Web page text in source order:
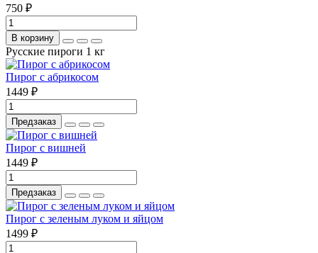
750 ₽
В корзину
Русские пироги 1 кг
Пирог с абрикосом
1449 ₽
Предзаказ
Пирог с вишней
1449 ₽
Предзаказ
Пирог с зеленым луком и яйцом
1499 ₽